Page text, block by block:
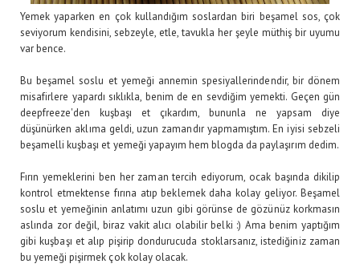
Yemek yaparken en çok kullandığım soslardan biri beşamel sos, çok
seviyorum kendisini, sebzeyle, etle, tavukla her şeyle müthiş bir uyumu
var bence.
Bu beşamel soslu et yemeği annemin spesiyallerindendir, bir dönem
misafirlere yapardı sıklıkla, benim de en sevdiğim yemekti. Geçen gün
deepfreeze'den kuşbaşı et çıkardım, bununla ne yapsam diye
düşünürken aklıma geldi, uzun zamandır yapmamıştım. En iyisi sebzeli
beşamelli kuşbaşı et yemeği yapayım hem blogda da paylaşırım dedim.
Fırın yemeklerini ben her zaman tercih ediyorum, ocak başında dikilip
kontrol etmektense fırına atıp beklemek daha kolay geliyor. Beşamel
soslu et yemeğinin anlatımı uzun gibi görünse de gözünüz korkmasın
aslında zor değil, biraz vakit alıcı olabilir belki :) Ama benim yaptığım
gibi kuşbaşı et alıp pişirip dondurucuda stoklarsanız, istediğiniz zaman
bu yemeği pişirmek çok kolay olacak.